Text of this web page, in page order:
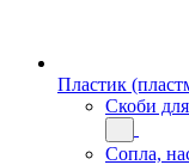
Пластик
Скоби для
Сопла,